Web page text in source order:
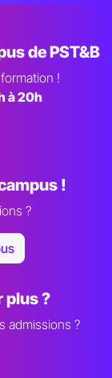
de PST&B
!
à 20h
!
?
plus ?
admissions ?